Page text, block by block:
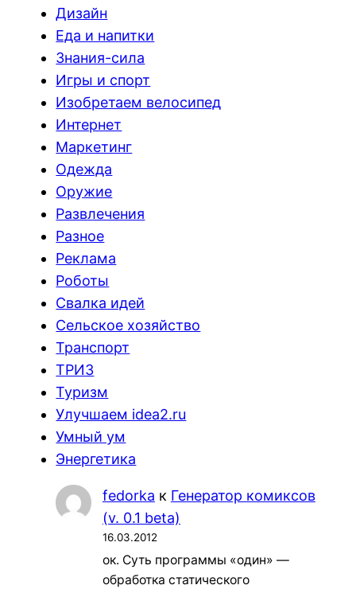
Дизайн
Еда и напитки
Знания-сила
Игры и спорт
Изобретаем велосипед
Интернет
Маркетинг
Одежда
Оружие
Развлечения
Разное
Реклама
Роботы
Свалка идей
Сельское хозяйство
Транспорт
ТРИЗ
Туризм
Улучшаем idea2.ru
Умный ум
Энергетика
fedorka к Генератор комиксов
(v. 0.1 beta)
16.03.2012
ок. Суть программы «один» —
обработка статического